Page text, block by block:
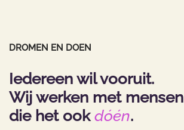
DROMEN EN DOEN
Iedereen wil vooruit.
Wij werken met mensen
die het ook dóén.